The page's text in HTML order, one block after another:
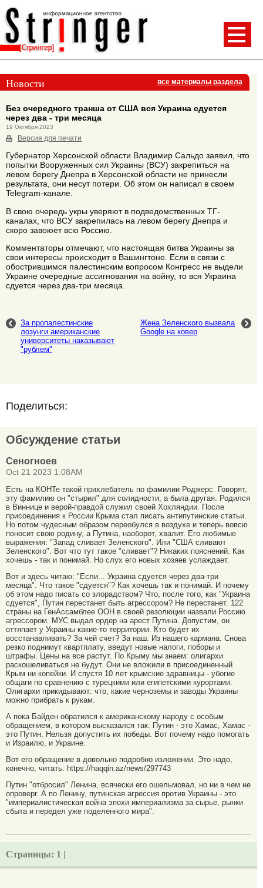
Новости все материалы раздела
Без очередного транша от США вся Украина сдуется
через два - три месяца
19 Октября 2023
Версия для печати
Губернатор Херсонской области Владимир Сальдо заявил, что
попытки Вооруженных сил Украины (ВСУ) закрепиться на
левом берегу Днепра в Херсонской области не принесли
результата, они несут потери. Об этом он написал в своем
Telegram-канале.
В свою очередь укры уверяют в подведомственных ТГ-
каналах, что ВСУ закрепилась на левом берегу Днепра и
скоро завоюет всю Россию.
Комментаторы отмечают, что настоящая битва Украины за
свои интересы происходит в Вашингтоне. Если в связи с
обострившимся палестинским вопросом Конгресс не выдели
Украине очередные ассигнования на войну, то вся Украина
сдуется через два-три месяца.
За пропалестинские
лозунги американские
университеты наказывают
"рублем"
Жена Зеленского вызвала
Google на ковер
Поделиться:
Обсуждение статьи
Сеногноев
Oct 21 2023 1:08AM
Есть на КОНТе такой прихлебатель по фамилии Роджерс. Говорят,
эту фамилию он "стырил" для солидности, а была другая. Родился
в Виннице и верой-правдой служил своей Хохляндии. После
присоединения к России Крыма стал писать антипутинские статьи.
Но потом чудесным образом переобулся в воздухе и теперь вовсю
поносит свою родину, а Путина, наоборот, хвалит. Его любимые
выражения: "Запад сливает Зеленского". Или "США сливают
Зеленского". Вот что тут такое "сливает"? Никаких пояснений. Как
хочешь - так и понимай. Но слух его новых хозяев услаждает.
Вот и здесь читаю: "Если... Украина сдуется через два-три
месяца". Что такое "сдуется"? Как хочешь так и понимай. И почему
об этом надо писать со злорадством? Что, после того, как "Украина
сдуется", Путин перестанет быть агрессором? Не перестанет. 122
страны на ГенАссамблее ООН в своей резолюции назвали Россию
агрессором. МУС выдал ордер на арест Путина. Допустим, он
оттяпает у Украины какие-то территории. Кто будет их
восстанавливать? За чей счет? За наш. Из нашего кармана. Снова
резко поднимут квартплату, введут новые налоги, поборы и
штрафы. Цены на все растут. По Крыму мы знаем: олигархи
раскошеливаться не будут. Они не вложили в присоединенный
Крым ни копейки. И спустя 10 лет крымские здравницы - убогие
общаги по сравнению с турецкими или египетскими курортами.
Олигархи прикидывают: что, какие черноземы и заводы Украины
можно прибрать к рукам.
А пока Байден обратился к американскому народу с особым
обращением, в котором высказался так: Путин - это Хамас, Хамас -
это Путин. Нельзя допустить их победы. Вот почему надо помогать
и Израилю, и Украине.
Вот его обращение в довольно подробно изложении. Это надо,
конечно, читать. https://haqqin.az/news/297743
Путин "отбросил" Ленина, всячески его ошельмовал, но ни в чем не
опроверг. А по Ленину, путинская агрессия против Украины - это
"империалистическая война эпохи империализма за сырье, рынки
сбыта и передел уже поделенного мира".
Страницы: 1 |